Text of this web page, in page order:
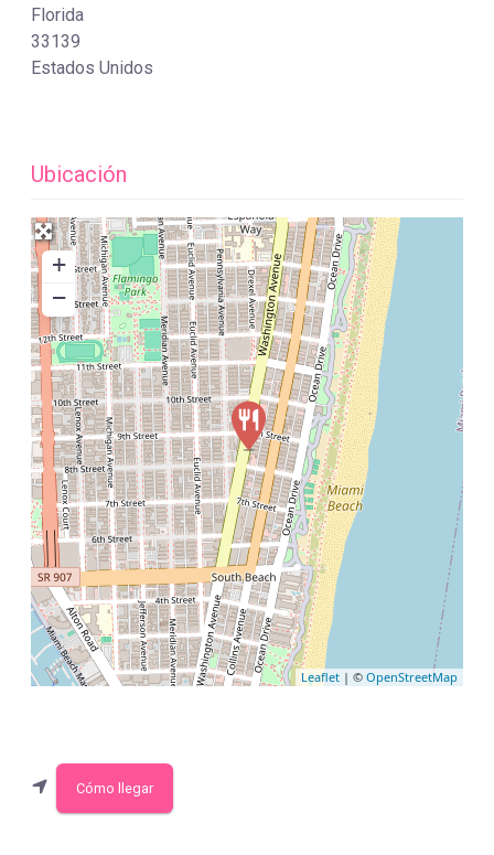
Florida
33139
Estados Unidos
Ubicación
+
−
Leaflet | © OpenStreetMap
Cómo llegar